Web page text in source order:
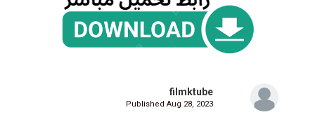
filmktube
Published Aug 28, 2023